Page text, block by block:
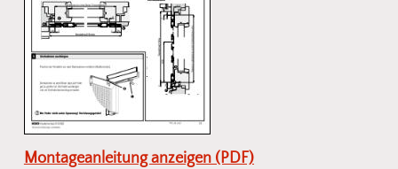
Montageanleitung anzeigen (PDF)